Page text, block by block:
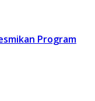
Program